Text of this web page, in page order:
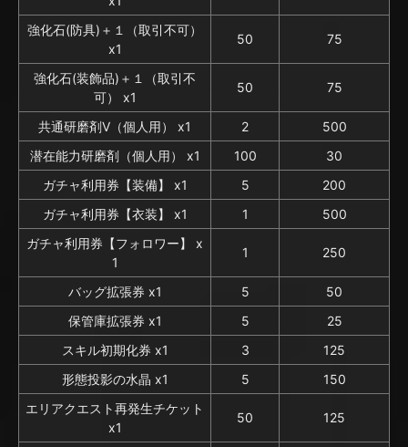
強化石(防具)＋１（取引不可）
x1
50 75
強化石(装飾品)＋１（取引不
可） x1
50 75
共通研磨剤V（個人用） x1 2
500
潜在能力研磨剤（個人用） x1
100
30
ガチャ利用券【装備】 x1
5
200
ガチャ利用券【衣装】 x1
1
500
ガチャ利用券【フォロワー】 x
1
1 250
バッグ拡張券 x1 5
50
保管庫拡張券 x1
5
25
スキル初期化券 x1
3
125
形態投影の水晶 x1
5
150
エリアクエスト再発生チケット
x1
50 125